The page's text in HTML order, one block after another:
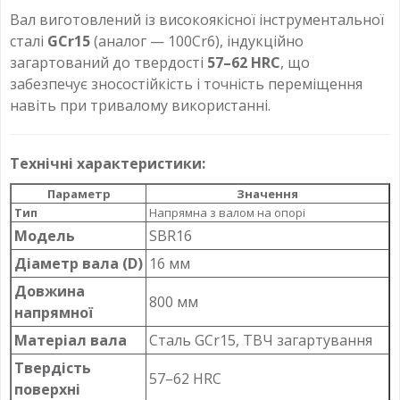
Вал виготовлений із високоякісної інструментальної
сталі GCr15(аналог — 100Cr6), індукційно
загартований до твердості 57–62 HRC, що
забезпечує зносостійкість і точність переміщення
навіть при тривалому використанні.
Технічні характеристики:
Параметр
Значення
Тип
Напрямна з валом на опорі
Модель
SBR16
Діаметр вала (D) 16 мм
Довжина
напрямної
800 мм
Матеріал вала
Сталь GCr15, ТВЧ загартування
Твердість
поверхні
57–62 HRC